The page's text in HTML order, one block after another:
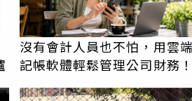
沒有會計人員也不怕，用雲
記帳軟體輕鬆管理公司財務